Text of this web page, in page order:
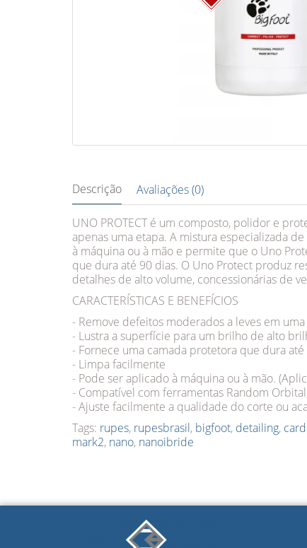
Descrição Avaliações (0)
UNO PROTECT é um composto, polidor e
apenas uma etapa. A mistura especializada
à máquina ou à mão e permite que o Uno
que dura até 90 dias. O Uno Protect produz
detalhes de alto volume, concessionárias de
CARACTERÍSTICAS E BENEFÍCIOS
- Remove defeitos moderados a leves em
- Lustra a superfície para um brilho de alto
- Fornece uma camada protetora que dura
- Limpa facilmente
- Pode ser aplicado à máquina ou à mão.
- Compatível com ferramentas Random
- Ajuste facilmente a qualidade do corte ou
Tags: rupes, rupesbrasil, bigfoot, detailing,
mark2, nano, nanoibride